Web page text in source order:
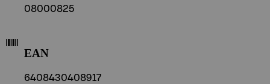
08000825
EAN
6408430408917